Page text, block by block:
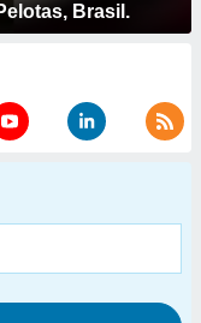
Brasil.